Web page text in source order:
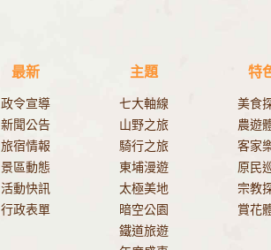
最新
政令宣導
新聞公告
旅宿情報
景區動態
活動快訊
行政表單
主題
七大軸線
山野之旅
騎行之旅
東埔漫遊
太極美地
暗空公園
鐵道旅遊
特
美食
農遊
客家
原民
宗教
賞花